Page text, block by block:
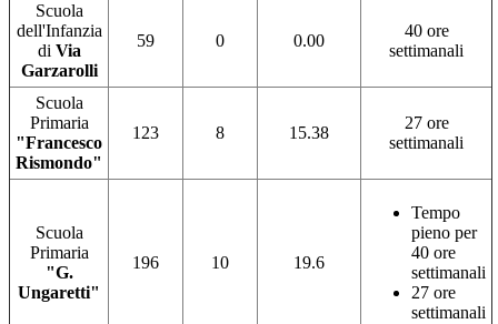
Scuola
dell'Infanzia
di Via
Garzarolli
59 0 0.00
40 ore
settimanali
Scuola
Primaria
"Francesco
Rismondo"
123 8 15.38
27 ore
settimanali
Scuola
Primaria
"G.
Ungaretti"
196 10 19.6
Tempo
pieno per
40 ore
settimanali
27 ore
settimanali